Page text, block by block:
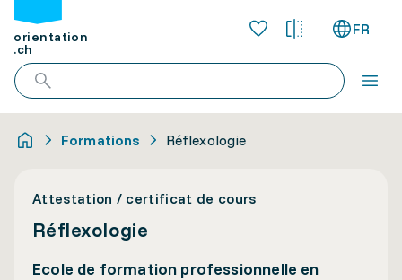
orientation
.ch
FR
Formations Réflexologie
Attestation / certificat de cours
Réflexologie
Ecole de formation professionnelle en